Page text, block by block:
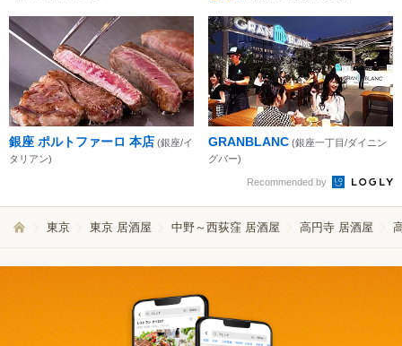
銀座 ポルトファーロ 本店 (銀座/イ
タリアン)
GRANBLANC (銀座一丁目/ダイニン
グバー)
Recommended by
東京 東京 居酒屋 中野～西荻窪 居酒屋 高円寺 居酒屋